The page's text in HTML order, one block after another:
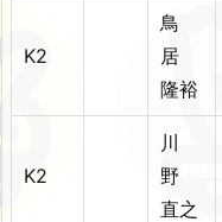
K2
鳥
居
隆裕
K2
川
野
直之